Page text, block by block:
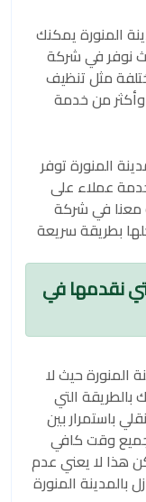
المنورة يمكنك
نوفر في شركة
مثل تنظيف
من خدمة
المنورة توفر
عملاء على
معنا في شركة
بطريقة سريعة
نقدمها في
المنورة حيث لا
بالطريقة التي
باستمرار بين
وقت كافي
هذا لا يعني عدم
المنورة